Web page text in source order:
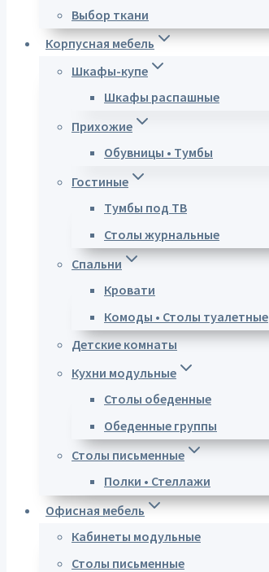
Выбор ткани
Корпусная мебель
Шкафы-купе
Шкафы распашные
Прихожие
Обувницы • Тумбы
Гостиные
Тумбы под ТВ
Столы журнальные
Спальни
Кровати
Комоды • Столы туалетные
Детские комнаты
Кухни модульные
Столы обеденные
Обеденные группы
Столы письменные
Полки • Стеллажи
Офисная мебель
Кабинеты модульные
Столы письменные